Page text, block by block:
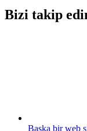
Bizi takip
Başka bir web